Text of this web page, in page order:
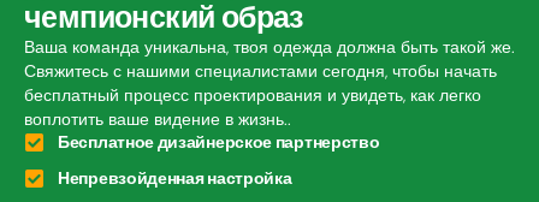
чемпионский образ
Ваша команда уникальна, твоя одежда должна быть такой же.
Свяжитесь с нашими специалистами сегодня, чтобы начать
бесплатный процесс проектирования и увидеть, как легко
воплотить ваше видение в жизнь..
Бесплатное дизайнерское партнерство
Непревзойденная настройка